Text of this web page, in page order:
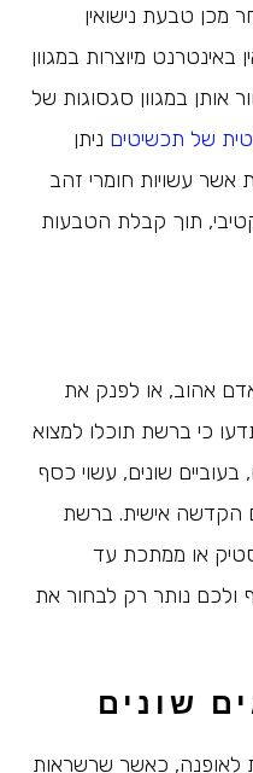
מכן טבעת נישואין
באינטרנט מיוצרות במגוון
אותן במגוון סגסוגות של
של תכשיטים ניתן
אשר עשויות חומרי זהב
תוך קבלת הטבעות
אהוב, או לפנק את
כי ברשת תוכלו למצוא
בעוביים שונים, עשוי כסף
הקדשה אישית. ברשת
או ממתכת עד
ולכם נותר רק לבחור את
שונים
לאופנה, כאשר שרשראות